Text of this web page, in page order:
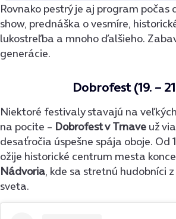
Rovnako pestrý je aj program počas
show, prednáška o vesmíre,
lukostreľba a mnoho ďalšieho.
generácie.
Dobrofest (19. –
Niektoré festivaly stavajú na
na pocite – Dobrofest v Trnave už
desaťročia úspešne spája oboje. Od
ožije historické centrum mesta
Nádvoria, kde sa stretnú hudobníci
sveta.